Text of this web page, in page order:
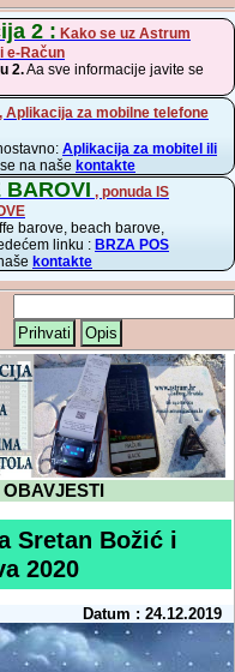
2 : Kako se uz Astrum
e-Račun
2.Aa sve informacije javite se
, Aplikacija za mobilne telefone
Aplikacija za mobitel ili
na naše kontakte
BAROVI , ponuda IS
barove, beach barove,
linku : BRZA POS
kontakte
Prihvati Opis
Sretan Božić i
2020
Datum : 24.12.2019